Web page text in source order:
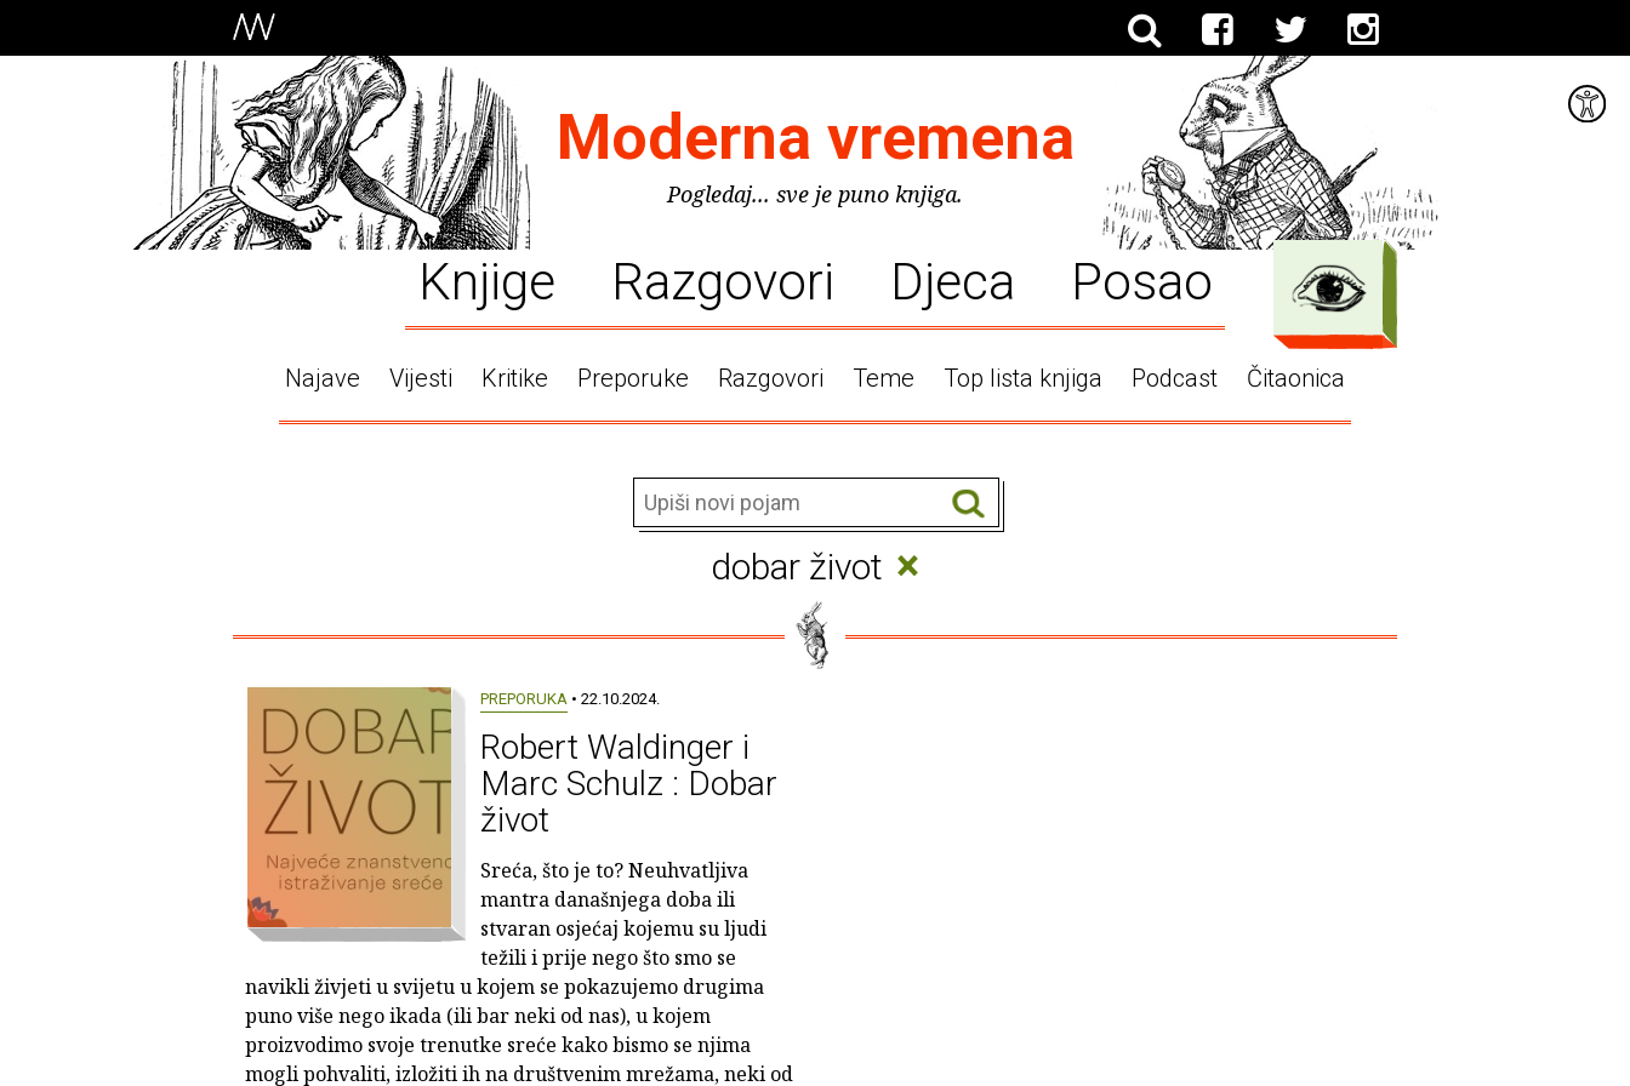
Moderna vremena
Pogledaj... sve je puno knjiga.
Knjige Razgovori Djeca Posao
Najave Vijesti Kritike Preporuke Razgovori Teme Top lista knjiga Podcast Čitaonica
dobar život ×
PREPORUKA • 22.10.2024.
Robert Waldinger i
Marc Schulz : Dobar
život
Sreća, što je to? Neuhvatljiva
mantra današnjega doba ili
stvaran osjećaj kojemu su ljudi
težili i prije nego što smo se
navikli živjeti u svijetu u kojem se pokazujemo drugima
puno više nego ikada (ili bar neki od nas), u kojem
proizvodimo svoje trenutke sreće kako bismo se njima
mogli pohvaliti, izložiti ih na društvenim mrežama, neki od